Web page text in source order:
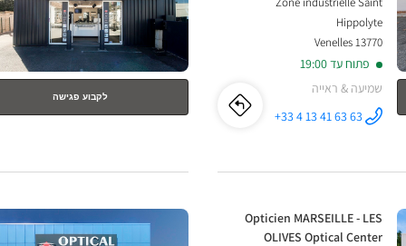
Hippolyte
13770 Venelles
פתוח עד 19:00
שמיעה & ראייה
התקשר לחנות
Center ב
+33 4 13 41 63 63 לו"ז
לחנות
Optical
לקבוע פגישה
חנות:
Opticien MARSEILLE - LES
OLIVES Optical Center
לחץ
ENTER